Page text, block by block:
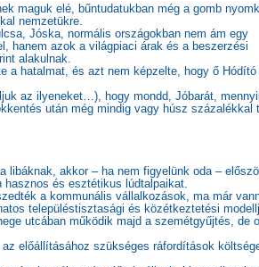
maguk elé, bűntudatukban még a gomb
nemzetükre.
Jóska, normális országokban nem ám egy
hanem azok a világpiaci árak és a beszerzési
alakulnak.
hatalmat, és azt nem képzelte, hogy ő Hódító
az ilyeneket…), hogy mondd, Jóbarát,
után még mindig vagy húsz százalékkal
libáknak, akkor – ha nem figyelünk oda –
és esztétikus lúdtalpaikat.
a kommunális vállalkozások, ma már
településtisztasági és közétkeztetési
utcában működik majd a szemétgyűjtés, de
előállításához szükséges ráfordítások